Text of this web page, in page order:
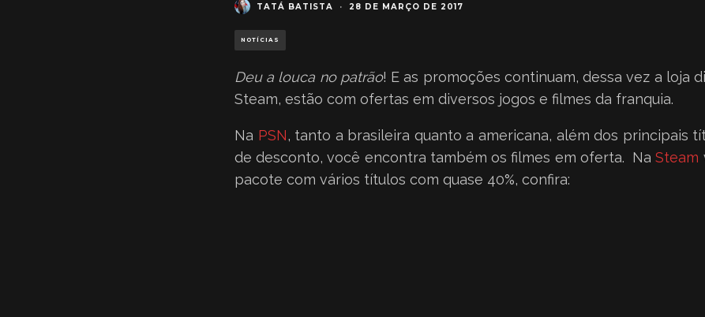
TATÁ BATISTA · 28 DE MARÇO DE 2017
NOTÍCIAS
Deu a louca no patrão! E as promoções continuam, dessa vez a loja
Steam, estão com ofertas em diversos jogos e filmes da franquia.
Na PSN, tanto a brasileira quanto a americana, além dos principais
de desconto, você encontra também os filmes em oferta. NaSteam
pacote com vários títulos com quase 40%, confira: